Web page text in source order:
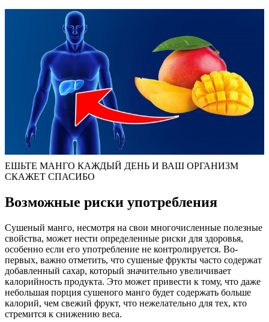
ЕШЬТЕ МАНГО КАЖДЫЙ ДЕНЬ И ВАШ ОРГАНИЗМ
СКАЖЕТ СПАСИБО
Возможные риски употребления
Сушеный манго, несмотря на свои многочисленные полезные
свойства, может нести определенные риски для здоровья,
особенно если его употребление не контролируется. Во-
первых, важно отметить, что сушеные фрукты часто содержат
добавленный сахар, который значительно увеличивает
калорийность продукта. Это может привести к тому, что даже
небольшая порция сушеного манго будет содержать больше
калорий, чем свежий фрукт, что нежелательно для тех, кто
стремится к снижению веса.